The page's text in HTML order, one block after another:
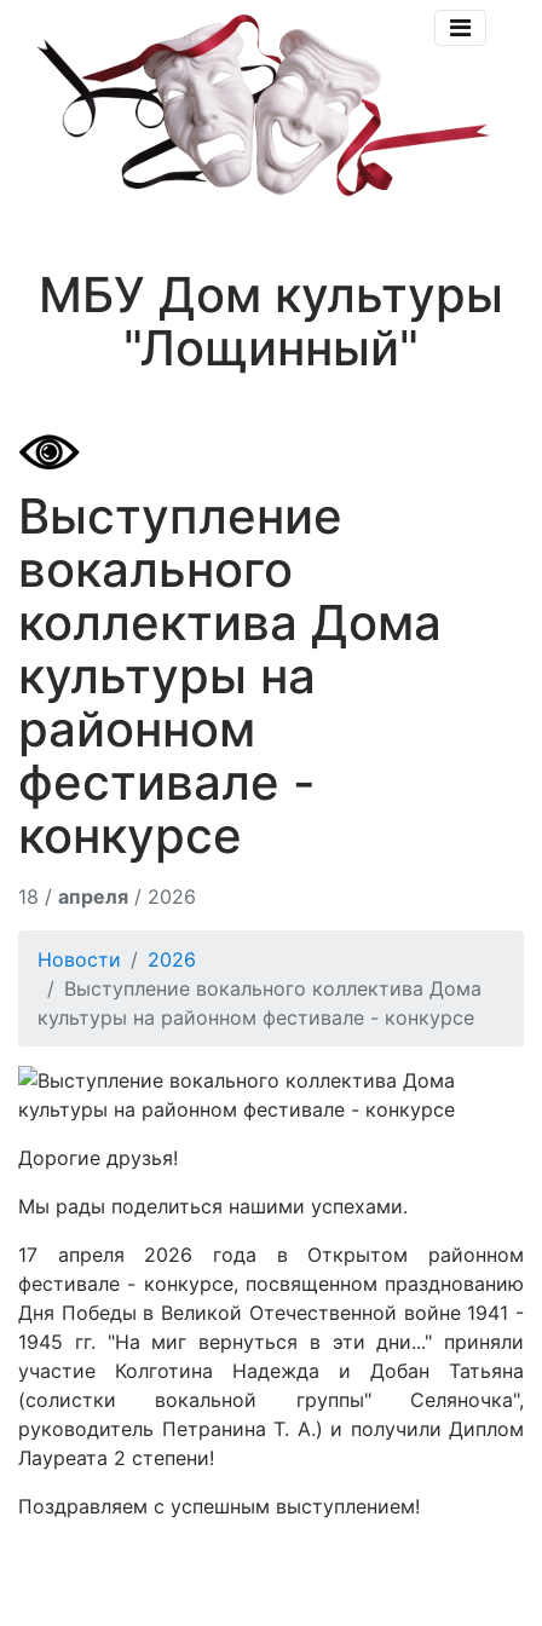
МБУ Дом культуры
"Лощинный"
Выступление
вокального
коллектива Дома
культуры на
районном
фестивале -
конкурсе
18 / апреля / 2026
Новости
2026
Выступление вокального коллектива Дома
культуры на районном фестивале - конкурсе
Дорогие друзья!
Мы рады поделиться нашими успехами.
17 апреля 2026 года в Открытом районном
фестивале - конкурсе, посвященном празднованию
Дня Победы в Великой Отечественной войне 1941 -
1945 гг. "На миг вернуться в эти дни..." приняли
участие Колготина Надежда и Добан Татьяна
(солистки вокальной группы" Селяночка",
руководитель Петранина Т. А.) и получили Диплом
Лауреата 2 степени!
Поздравляем с успешным выступлением!